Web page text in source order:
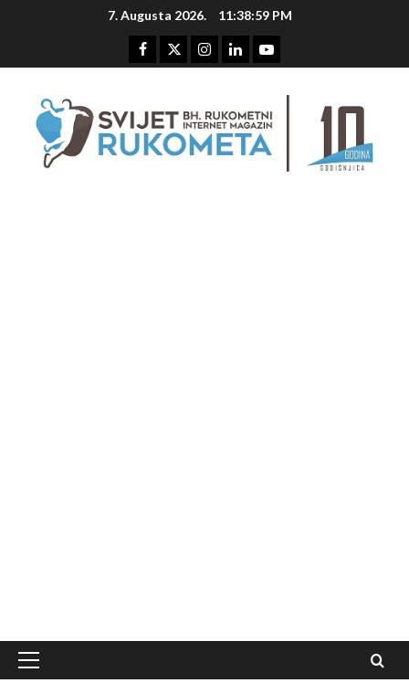
7. Augusta 2026. 11:39:00 PM
Primary